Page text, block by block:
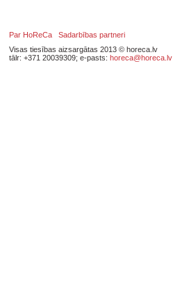
Par HoReCa
Sadarbības partneri
Visas tiesības aizsargātas 2013 © horeca.lv
tālr: +371 20039309; e-pasts: horeca@horeca.lv